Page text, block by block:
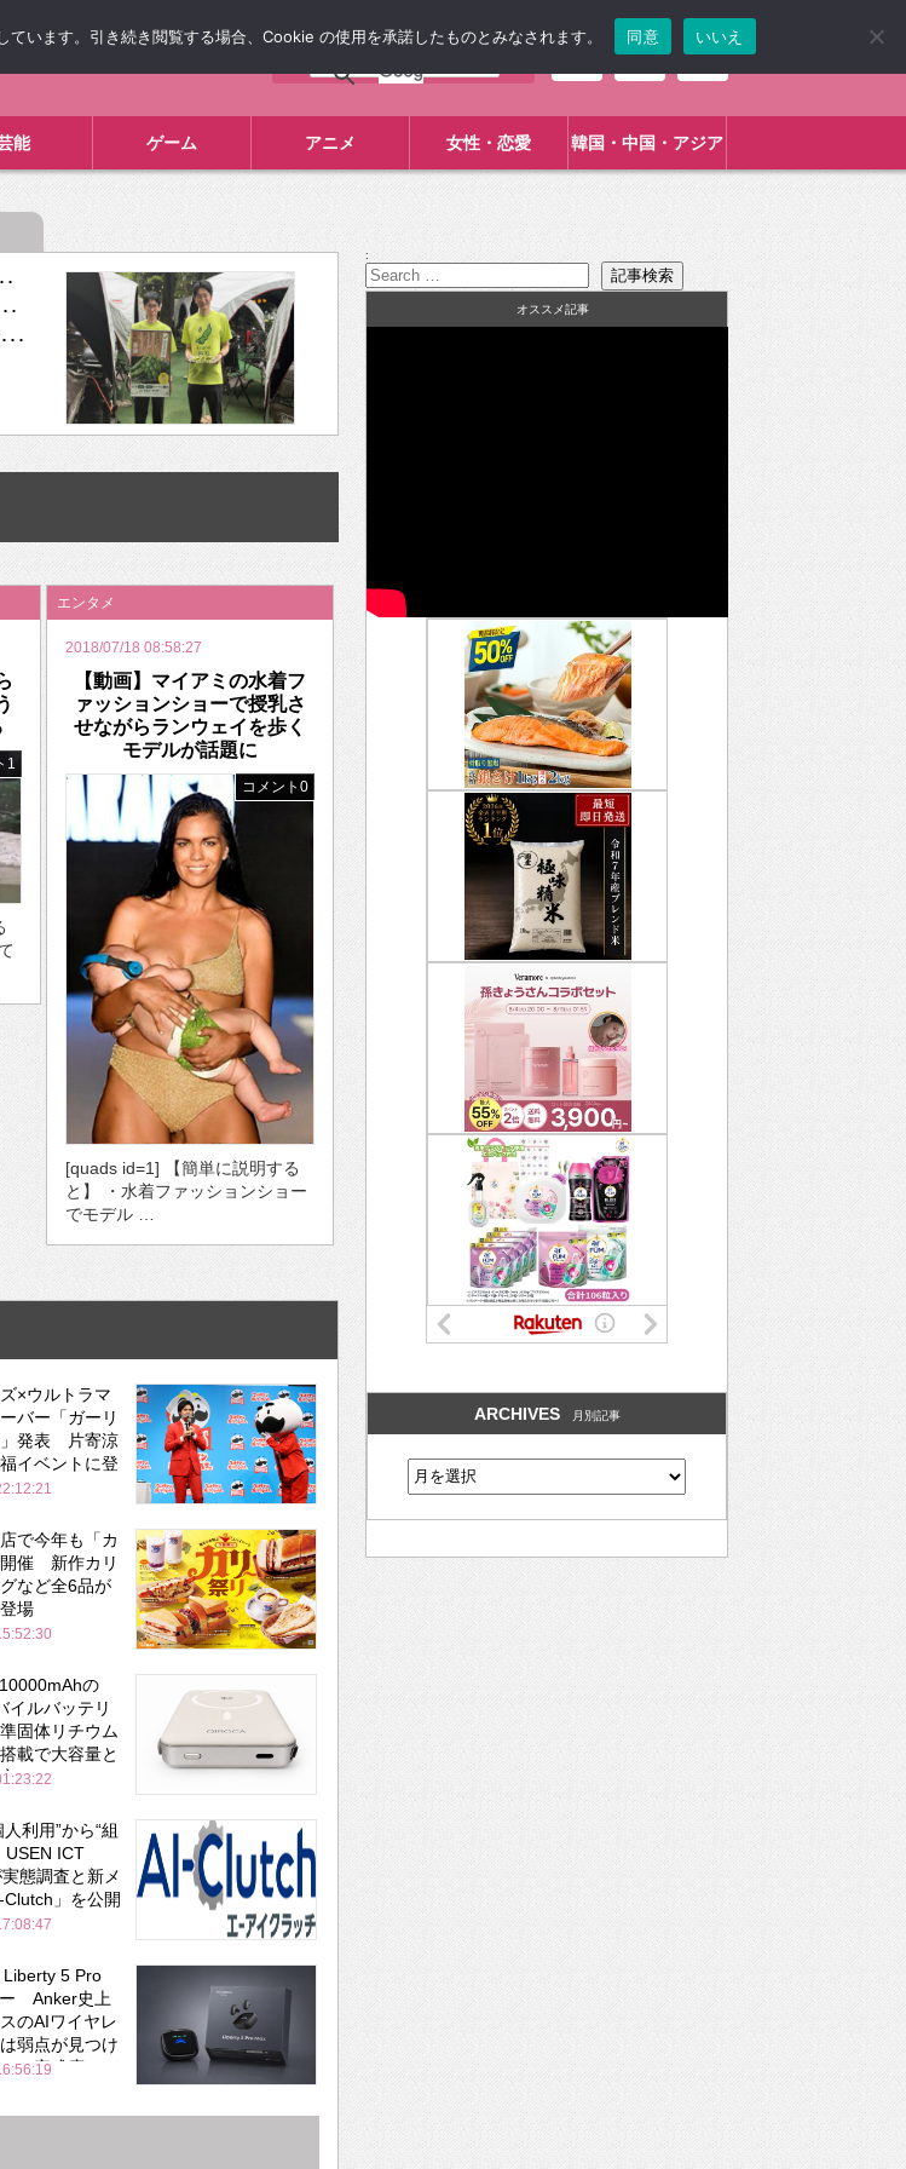
能 ゲーム アニメ 女性・恋愛 韓国・中国・アジア
･
･
･･
1
エンタメ
2018/07/18 08:58:27
【動画】マイアミの水着フ
ァッションショーで授乳さ
せながらランウェイを歩く
モデルが話題に
コメント0
[quads id=1] 【簡単に説明する
と】 ・水着ファッションショー
でモデル …
×ウルトラマ
バー「ガーリ
」発表 片寄涼
イベントに登
で今年も「カ
開催 新作カリ
など全6品が
場
の
イルバッテリ
固体リチウム
載で大容量と
利用”から“組
ICT
態調査と新メ
」を公開
5 Pro
Anker史上
のAIワイヤレ
弱点が見つけ
の完成度にび
:
オススメ記事
ARCHIVES 月別記事
います。引き続き閲覧する場合、Cookie の使用を承諾したものとみなされます。 同意 いいえ